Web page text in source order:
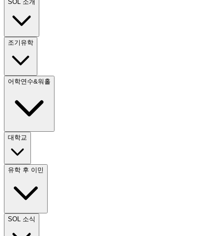
로그인 회원가입
HOME
SOL 소개
조기유학
어학연수&워홀
유학 후 이민